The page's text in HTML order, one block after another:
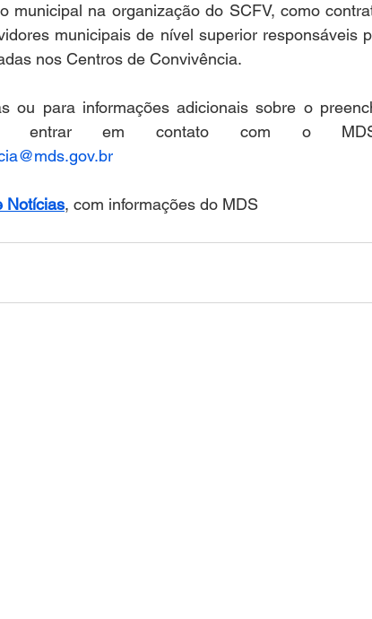
municipal na organização do SCFV, como
municipais de nível superior responsáveis
nos Centros de Convivência.
ou para informações adicionais sobre o
Notícias, com informações do MDS